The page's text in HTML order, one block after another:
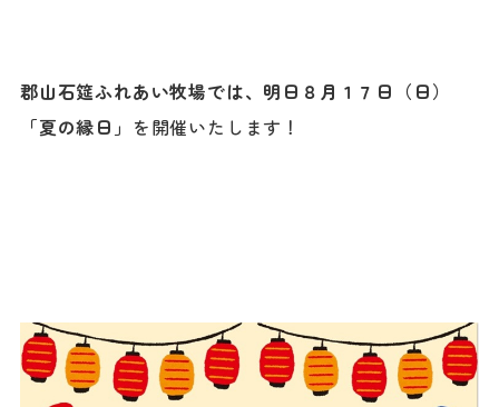
郡山石筵ふれあい牧場では、明日８月１７日（日）
「夏の縁日」 を開催いたします！